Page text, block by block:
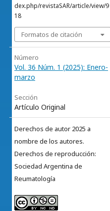
dex.php/revistaSAR/article/view/9
18
Formatos de citación
Número
Vol. 36 Núm. 1 (2025): Enero-
marzo
Sección
Artículo Original
Derechos de autor 2025 a
nombre de los autores.
Derechos de reproducción:
Sociedad Argentina de
Reumatología